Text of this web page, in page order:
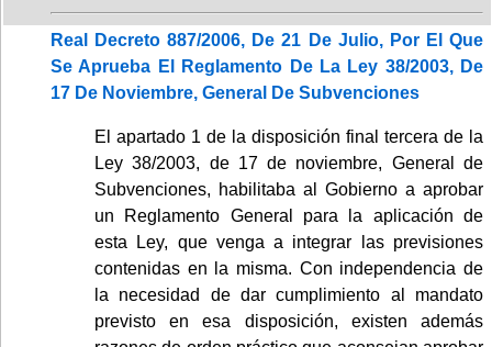
Real Decreto 887/2006, De 21 De Julio, Por El Que
Se Aprueba El Reglamento De La Ley 38/2003, De
17 De Noviembre, General De Subvenciones
El apartado 1 de la disposición final tercera de la
Ley 38/2003, de 17 de noviembre, General de
Subvenciones, habilitaba al Gobierno a aprobar
un Reglamento General para la aplicación de
esta Ley, que venga a integrar las previsiones
contenidas en la misma. Con independencia de
la necesidad de dar cumplimiento al mandato
previsto en esa disposición, existen además